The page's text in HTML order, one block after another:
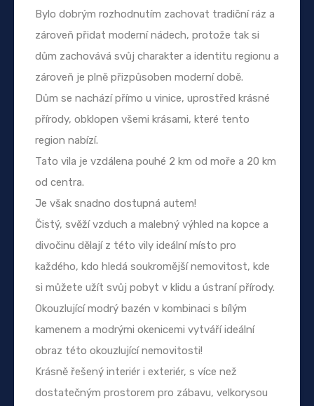
Bylo dobrým rozhodnutím zachovat tradiční ráz a
zároveň přidat moderní nádech, protože tak si
dům zachovává svůj charakter a identitu regionu a
zároveň je plně přizpůsoben moderní době.
Dům se nachází přímo u vinice, uprostřed krásné
přírody, obklopen všemi krásami, které tento
region nabízí.
Tato vila je vzdálena pouhé 2 km od moře a 20 km
od centra.
Je však snadno dostupná autem!
Čistý, svěží vzduch a malebný výhled na kopce a
divočinu dělají z této vily ideální místo pro
každého, kdo hledá soukromější nemovitost, kde
si můžete užít svůj pobyt v klidu a ústraní přírody.
Okouzlující modrý bazén v kombinaci s bílým
kamenem a modrými okenicemi vytváří ideální
obraz této okouzlující nemovitosti!
Krásně řešený interiér i exteriér, s více než
dostatečným prostorem pro zábavu, velkorysou